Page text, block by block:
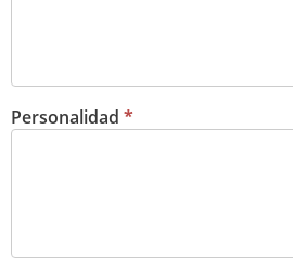
Personalidad *